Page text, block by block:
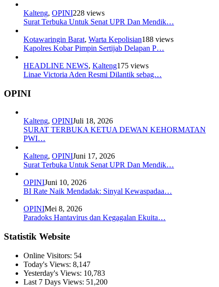
Kalteng, OPINI228 views
Surat Terbuka Untuk Senat UPR Dan Mendik…
Kotawaringin Barat, Warta Kepolisian188 views
Kapolres Kobar Pimpin Sertijab Delapan P…
HEADLINE NEWS, Kalteng175 views
Linae Victoria Aden Resmi Dilantik sebag…
OPINI
Kalteng, OPINIJuli 18, 2026
SURAT TERBUKA KETUA DEWAN KEHORMATAN
PWI…
Kalteng, OPINIJuni 17, 2026
Surat Terbuka Untuk Senat UPR Dan Mendik…
OPINIJuni 10, 2026
BI Rate Naik Mendadak: Sinyal Kewaspadaa…
OPINIMei 8, 2026
Paradoks Hantavirus dan Kegagalan Ekuita…
Statistik Website
Online Visitors: 54
Today's Views: 8,147
Yesterday's Views: 10,783
Last 7 Days Views: 51,200